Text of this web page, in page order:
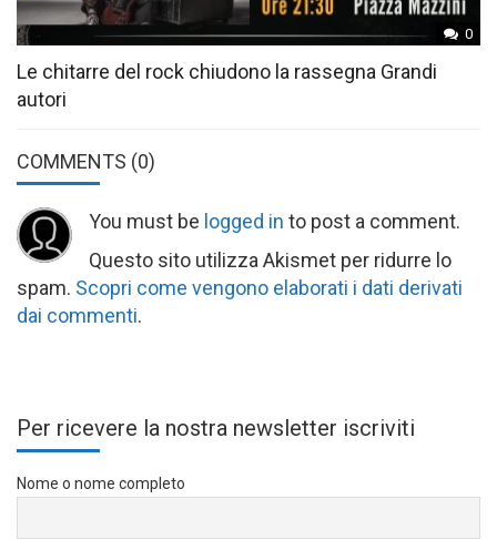
0
Le chitarre del rock chiudono la rassegna Grandi
autori
COMMENTS (0)
You must be logged in to post a comment.
Questo sito utilizza Akismet per ridurre lo
spam. Scopri come vengono elaborati i dati derivati
dai commenti.
Per ricevere la nostra newsletter iscriviti
Nome o nome completo